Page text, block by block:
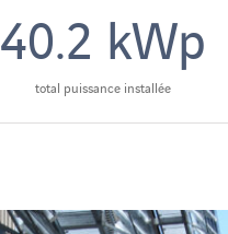
40.2 kWp
total puissance installée